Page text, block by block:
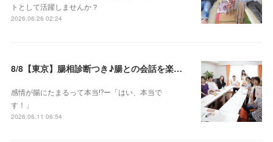
トとして活躍しませんか？
2026.06.26 02:24
8/8【東京】腸相診断つき♪腸との会話を楽しむ♡腸心セラピー♪お試し体験会
感情が腸にたまるって本当⁉️ー「はい、本当で
す！」
2026.06.11 06:54